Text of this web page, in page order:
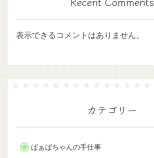
表示できるコメントはありません。
カテゴリー
ばぁばちゃんの手仕事